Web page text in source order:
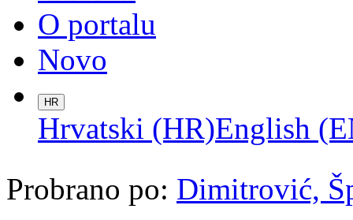
O portalu
Novo
HR
Hrvatski (HR)English
Probrano po: Dimitrović,